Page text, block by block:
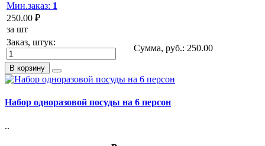
Мин.заказ: 1
250.00 ₽
за шт
Заказ, штук:
Сумма, руб.: 250.00
В корзину
Набор одноразовой посуды на 6 персон
..